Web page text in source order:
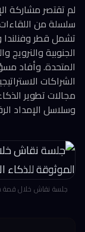
لم تقتصر مشاركة
سلسلة من اللقاءات
تشمل قطر وفنلندا
الجنوبية
المتحدة. وأفاد
الشراكات
مجالات تطوير
وسلاسل الإمداد
جلسة نقاش خلال قمة Pax Silica حول البنية التحتية الموثوقة للذكاء الاصطناعي